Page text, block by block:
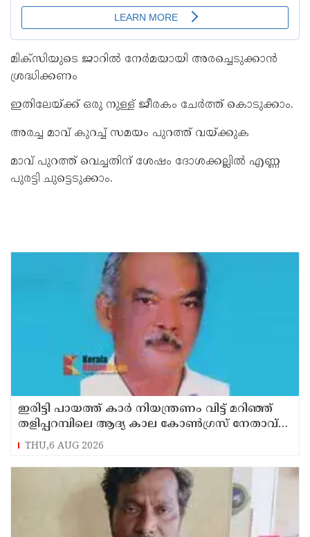
മിക്സിയുടെ ജാറില്‍ നേര്‍മയായി അരച്ചെടുക്കാന്‍
ശ്രദ്ധിക്കണം
ഇതിലേയ്ക്ക് ഒരു നുള്ള് ജീരകം ചേര്‍ത്ത് കൊടുക്കാം.
അരച്ച മാവ് കുറച്ച് സമയം പുറത്ത് വയ്ക്കുക
മാവ് പുറത്ത് വെച്ചതിന് ശേഷം ദോശക്കല്ലില്‍ എണ്ണ
പുരട്ടി ചുട്ടെടുക്കാം.
ഇരിട്ടി പായത്ത് കാർ നിയന്ത്രണം വിട്ട് മറിഞ്ഞ്
തളിപ്പറമ്പിലെ ആദ്യ കാല കോണ്‍ഗ്രസ് നേതാവ്
മരിച്ചു
THU,6 AUG 2026